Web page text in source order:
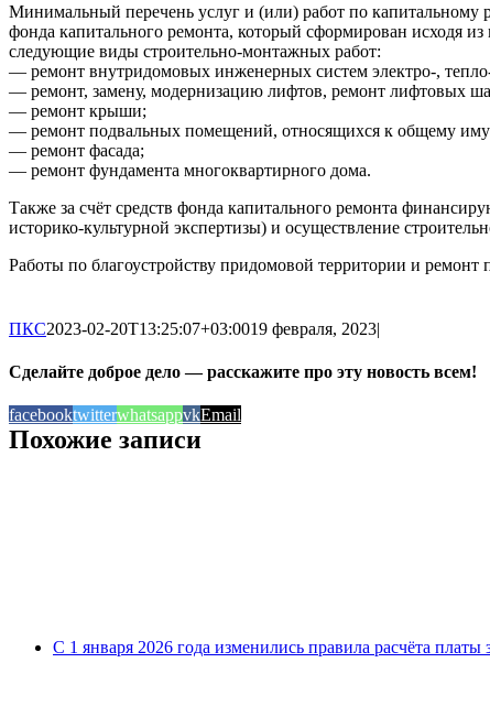
Минимальный перечень услуг и (или) работ по капитальному
фонда капитального ремонта, который сформирован исходя
следующие виды строительно-монтажных работ:
— ремонт внутридомовых инженерных систем электро-,
— ремонт, замену, модернизацию лифтов, ремонт лифтовых
— ремонт крыши;
— ремонт подвальных помещений, относящихся к общему
— ремонт фасада;
— ремонт фундамента многоквартирного дома.
Также за счёт средств фонда капитального ремонта
историко-культурной экспертизы) и осуществление
Работы по благоустройству придомовой территории и
ПКС2023-02-20T13:25:07+03:0019 февраля, 2023|
Сделайте доброе дело — расскажите про эту новость всем!
facebooktwitterwhatsappvkEmail
Похожие записи
С 1 января 2026 года изменились правила расчёта